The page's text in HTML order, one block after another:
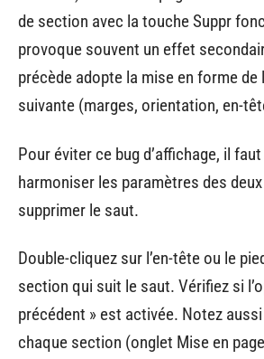
de section avec la touche Suppr
provoque souvent un effet
précède adopte la mise en forme de
suivante (marges, orientation, en-
Pour éviter ce bug d’affichage, il faut
harmoniser les paramètres des
supprimer le saut.
Double-cliquez sur l’en-tête ou le
section qui suit le saut. Vérifiez si
précédent » est activée. Notez
chaque section (onglet Mise en